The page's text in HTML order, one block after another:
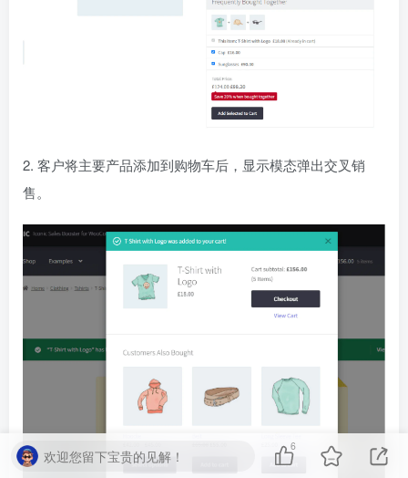
2. 客户将主要产品添加到购物车后，显示模态弹出交叉销
售。
欢迎您留下宝贵的见解！
6